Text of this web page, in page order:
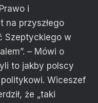
i
na przyszłego
Szeptyckiego w
– Mówi o
to jakby polscy
politykowi. Wiceszef
że „taki